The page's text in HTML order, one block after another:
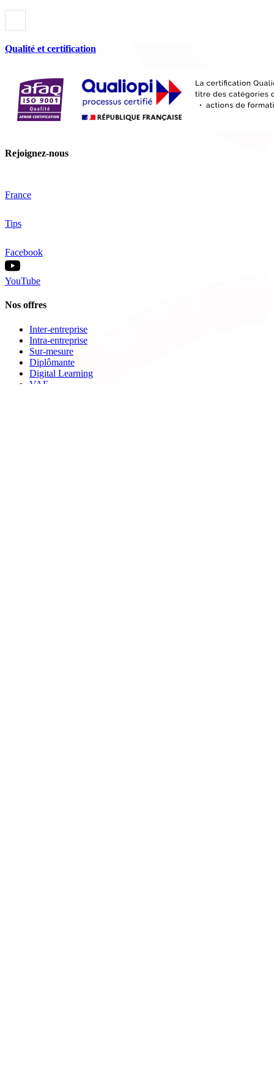
Qualité et certification
Rejoignez-nous
France
Tips
Facebook
YouTube
Nos offres
Inter-entreprise
Intra-entreprise
Sur-mesure
Diplômante
Digital Learning
VAE